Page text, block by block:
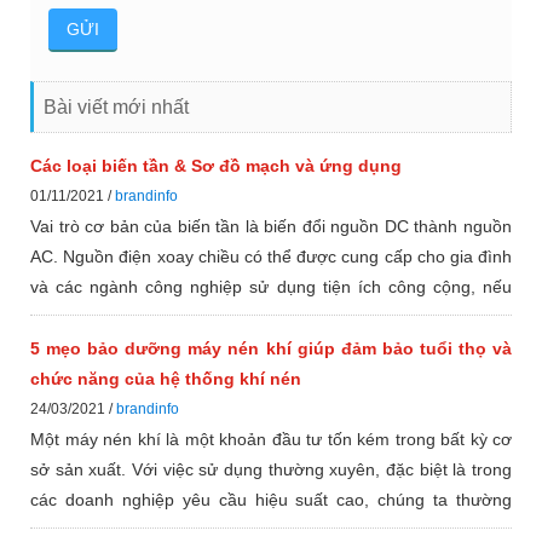
Bài viết mới nhất
Các loại biến tần & Sơ đồ mạch và ứng dụng
01/11/2021 / brandinfo
Vai trò cơ bản của biến tần là biến đổi nguồn DC thành nguồn
AC. Nguồn điện xoay chiều có thể được cung cấp cho gia đình
và các ngành công nghiệp sử dụng tiện ích công cộng, nếu
không, hệ thống điện xoay chiều của pin chỉ có thể lưu trữ
nguồn điện một chiều. Ngoài ra, hầu hết tất cả các thiết bị gia
dụng, cũng như các thiết bị điện khác có thể hoạt động tùy
thuộc vào nguồn điện AC.
5 mẹo bảo dưỡng máy nén khí giúp đảm bảo tuổi thọ và
chức năng của hệ thống khí nén
24/03/2021 / brandinfo
Một máy nén khí là một khoản đầu tư tốn kém trong bất kỳ cơ
sở sản xuất. Với việc sử dụng thường xuyên, đặc biệt là trong
các doanh nghiệp yêu cầu hiệu suất cao, chúng ta thường
quên rằng nó cần được bảo trì định kỳ để hoạt động hiệu quả.